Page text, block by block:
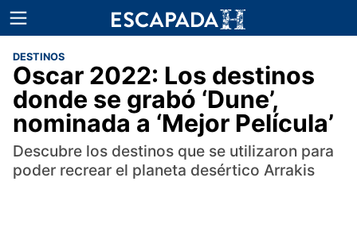
DESTINOS
Oscar 2022: Los destinos
donde se grabó ‘Dune’,
nominada a ‘Mejor Película’
Descubre los destinos que se utilizaron para
poder recrear el planeta desértico Arrakis